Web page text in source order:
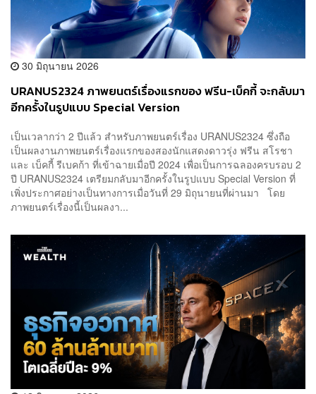
30 มิถุนายน 2026
URANUS2324 ภาพยนตร์เรื่องแรกของ ฟรีน-เบ็คกี้ จะกลับมา
อีกครั้งในรูปแบบ Special Version
เป็นเวลากว่า 2 ปีแล้ว สำหรับภาพยนตร์เรื่อง URANUS2324 ซึ่งถือ
เป็นผลงานภาพยนตร์เรื่องแรกของสองนักแสดงดาวรุ่ง ฟรีน สโรชา
และ เบ็คกี้ รีเบคก้า ที่เข้าฉายเมื่อปี 2024 เพื่อเป็นการฉลองครบรอบ 2
ปี URANUS2324 เตรียมกลับมาอีกครั้งในรูปแบบ Special Version ที่
เพิ่งประกาศอย่างเป็นทางการเมื่อวันที่ 29 มิถุนายนที่ผ่านมา โดย
ภาพยนตร์เรื่องนี้เป็นผลงา...